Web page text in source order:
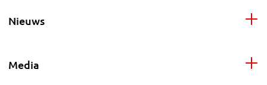
Nieuws
Media